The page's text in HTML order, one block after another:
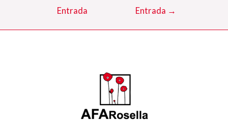
Entrada
Entrada →